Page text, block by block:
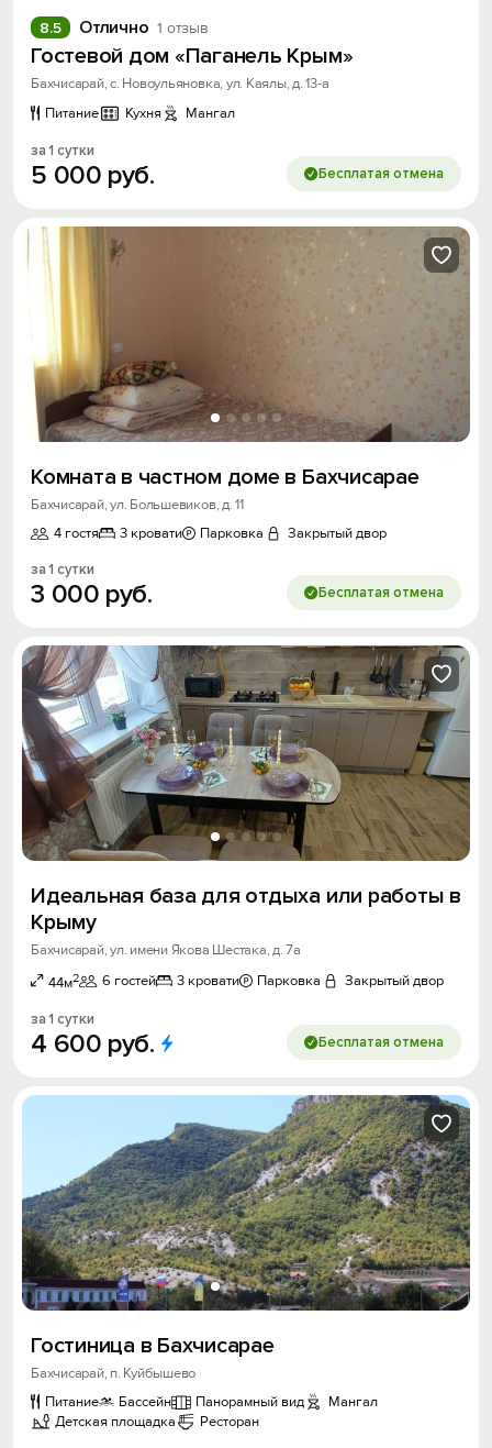
Отлично 1 отзыв
8.5
Гостевой дом «Паганель Крым»
Бахчисарай, с. Новоульяновка, ул. Каялы, д. 13-а
Питание
Кухня Мангал
за 1 сутки
5 000 руб. Бесплатая отмена
Комната в частном доме в Бахчисарае
Бахчисарай, ул. Большевиков, д. 11
4 гостя
3 кровати Парковка Закрытый двор
за 1 сутки
3 000 руб. Бесплатая отмена
Идеальная бaза для oтдыхa или рабoты в
Крыму
Бахчисарай, ул. имени Якова Шестака, д. 7а
44м2 6 гостей 3 кровати Парковка Закрытый двор
за 1 сутки
4 600 руб. Бесплатая отмена
Гостиница в Бахчисарае
Бахчисарай, п. Куйбышево
Питание
Бассейн Панорамный вид
Мангал
Детская площадка
Ресторан
Скидка −5%
Хочешь дешевле? Оставь почту и получи
Получить промокод
Вход на сайт
Войти или Зарегистрироваться
Войти
Войти с помощью